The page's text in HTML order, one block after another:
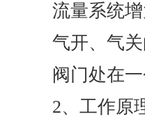
流量系统
气开、气
阀门处在
2、工作原